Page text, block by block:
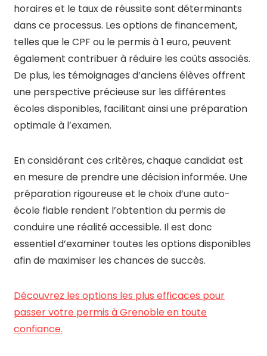
horaires et le taux de réussite sont déterminants
dans ce processus. Les options de financement,
telles que le CPF ou le permis à 1 euro, peuvent
également contribuer à réduire les coûts associés.
De plus, les témoignages d’anciens élèves offrent
une perspective précieuse sur les différentes
écoles disponibles, facilitant ainsi une préparation
optimale à l’examen.
En considérant ces critères, chaque candidat est
en mesure de prendre une décision informée. Une
préparation rigoureuse et le choix d’une auto-
école fiable rendent l’obtention du permis de
conduire une réalité accessible. Il est donc
essentiel d’examiner toutes les options disponibles
afin de maximiser les chances de succès.
Découvrez les options les plus efficaces pour
passer votre permis à Grenoble en toute
confiance.